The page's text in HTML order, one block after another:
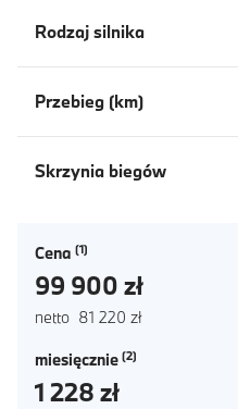
Rodzaj silnika
Przebieg (km)
Skrzynia biegów
Cena
99 900 zł
netto 81 220 zł
miesięcznie
1 228 zł